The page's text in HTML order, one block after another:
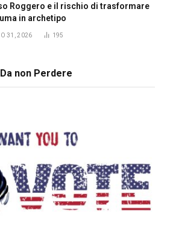
Roggero e il rischio di trasformare
in archetipo
31, 2026 195
non Perdere